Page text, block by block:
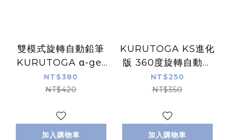
雙模式旋轉自動鉛筆
KURUTOGA α-gel
HD II 0.5mm｜日本
uni
NT$380
NT$420
加入購物車
KURUTOGA KS進化
版 360度旋轉自動鉛
筆
（0.5mm/0.3mm）
NT$250
NT$350
加入購物車